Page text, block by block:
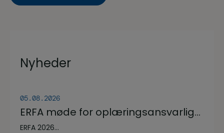
Nyheder
05.08.2026
ERFA møde for oplæringsansvarlige
på veterinærsygeplejerske
ERFA 2026...